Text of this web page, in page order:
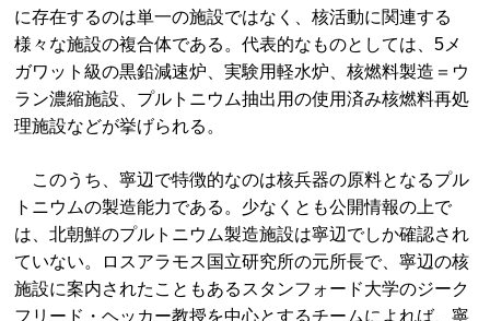
に存在するのは単一の施設ではなく、核活動に関連する
様々な施設の複合体である。代表的なものとしては、5メ
ガワット級の黒鉛減速炉、実験用軽水炉、核燃料製造＝ウ
ラン濃縮施設、プルトニウム抽出用の使用済み核燃料再処
理施設などが挙げられる。
このうち、寧辺で特徴的なのは核兵器の原料となるプル
トニウムの製造能力である。少なくとも公開情報の上で
は、北朝鮮のプルトニウム製造施設は寧辺でしか確認され
ていない。ロスアラモス国立研究所の元所長で、寧辺の核
施設に案内されたこともあるスタンフォード大学のジーク
フリード・ヘッカー教授を中心とするチームによれば、寧